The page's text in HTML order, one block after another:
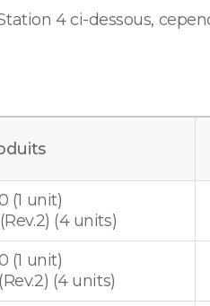
4 ci-dessous,
(1 unit)
(4 units)
(1 unit)
(4 units)